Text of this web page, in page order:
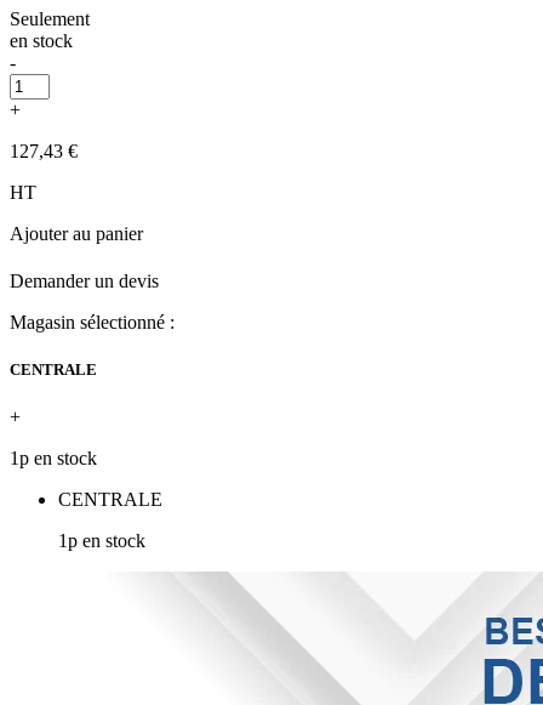
Seulement
en stock
-
+
127,43 €
HT
Ajouter au panier
Demander un devis
Magasin sélectionné :
CENTRALE
+
1p en stock
CENTRALE
1p en stock